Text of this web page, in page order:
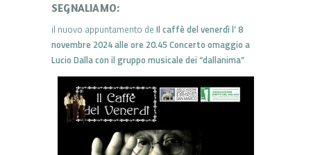
SEGNALIAMO:
il nuovo appuntamento de Il caffè del venerdì l’ 8
novembre 2024 alle ore 20.45 Concerto omaggio a
Lucio Dalla con il gruppo musicale dei “dallanima”